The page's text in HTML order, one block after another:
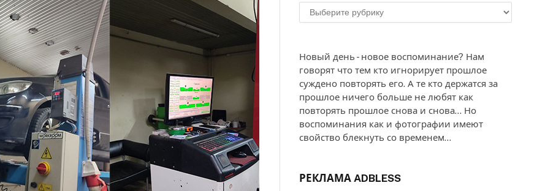
Рубрики
Новый день - новое воспоминание? Нам
говорят что тем кто игнорирует прошлое
суждено повторять его. А те кто держатся за
прошлое ничего больше не любят как
повторять прошлое снова и снова... Но
воспоминания как и фотографии имеют
свойство блекнуть со временем...
РЕКЛАМА ADBLESS